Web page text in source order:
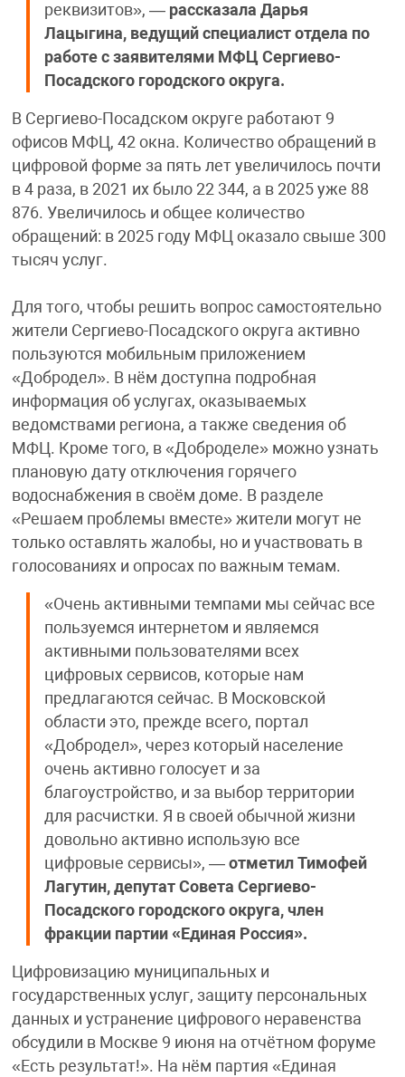
реквизитов», — рассказала Дарья
Лацыгина, ведущий специалист отдела по
работе с заявителями МФЦ Сергиево-
Посадского городского округа.
В Сергиево-Посадском округе работают 9
офисов МФЦ, 42 окна. Количество обращений в
цифровой форме за пять лет увеличилось почти
в 4 раза, в 2021 их было 22 344, а в 2025 уже 88
876. Увеличилось и общее количество
обращений: в 2025 году МФЦ оказало свыше 300
тысяч услуг.
Для того, чтобы решить вопрос самостоятельно
жители Сергиево-Посадского округа активно
пользуются мобильным приложением
«Добродел». В нём доступна подробная
информация об услугах, оказываемых
ведомствами региона, а также сведения об
МФЦ. Кроме того, в «Доброделе» можно узнать
плановую дату отключения горячего
водоснабжения в своём доме. В разделе
«Решаем проблемы вместе» жители могут не
только оставлять жалобы, но и участвовать в
голосованиях и опросах по важным темам.
«Очень активными темпами мы сейчас все
пользуемся интернетом и являемся
активными пользователями всех
цифровых сервисов, которые нам
предлагаются сейчас. В Московской
области это, прежде всего, портал
«Добродел», через который население
очень активно голосует и за
благоустройство, и за выбор территории
для расчистки. Я в своей обычной жизни
довольно активно использую все
цифровые сервисы», — отметил Тимофей
Лагутин, депутат Совета Сергиево-
Посадского городского округа, член
фракции партии «Единая Россия».
Цифровизацию муниципальных и
государственных услуг, защиту персональных
данных и устранение цифрового неравенства
обсудили в Москве 9 июня на отчётном форуме
«Есть результат!». На нём партия «Единая